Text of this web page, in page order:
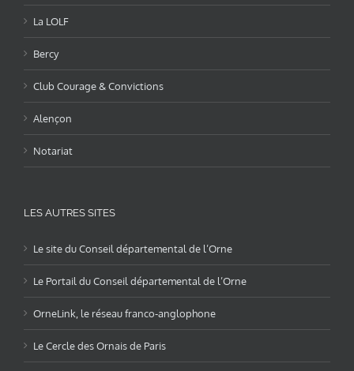
La LOLF
Bercy
Club Courage & Convictions
Alençon
Notariat
LES AUTRES SITES
Le site du Conseil départemental de l’Orne
Le Portail du Conseil départemental de l’Orne
OrneLink, le réseau franco-anglophone
Le Cercle des Ornais de Paris